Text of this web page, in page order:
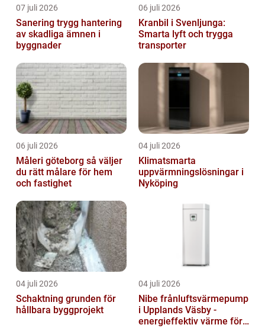
07 juli 2026
Sanering trygg hantering
av skadliga ämnen i
byggnader
06 juli 2026
Kranbil i Svenljunga:
Smarta lyft och trygga
transporter
06 juli 2026
Måleri göteborg så väljer
du rätt målare för hem
och fastighet
04 juli 2026
Klimatsmarta
uppvärmningslösningar i
Nyköping
04 juli 2026
Schaktning grunden för
hållbara byggprojekt
04 juli 2026
Nibe frånluftsvärmepump
i Upplands Väsby -
energieffektiv värme för